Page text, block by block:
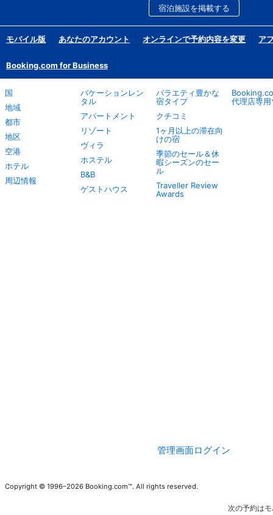
宿泊施設を掲載する
モバイル版 あなたのアカウント オンラインで予約内容を変更 ア
Booking.com for Business
国
地域
都市
地区
空港
ホテル
周辺情報
バケーションレン
タル
アパートメント
リゾート
ヴィラ
ホステル
B&B
ゲストハウス
バラエティ豊かな
宿タイプ
クチコミ
1ヶ月以上の滞在向
けの宿
季節のセール＆休
暇シーズンのセー
ル
Traveller Review
Awards
代理店専
管理画面ログイン
Copyright © 1996–2026 Booking.com™. All rights reserved.
次の予約は